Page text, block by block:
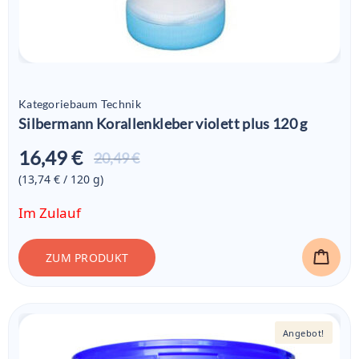
Kategoriebaum Technik
Silbermann Korallenkleber violett plus 120 g
20,49 €
16,49 €
Aktueller
(13,74 € / 120 g)
Im Zulauf
ZUM PRODUKT
Angebot!